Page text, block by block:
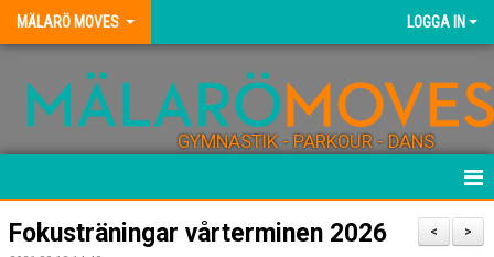
MÄLARÖ MOVES LOGGA IN
GYMNASTIK - PARKOUR - DANS
HEM
>
<
Fokusträningar vårterminen 2026